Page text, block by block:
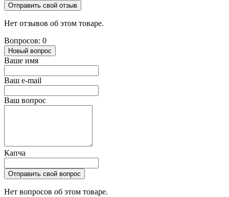
Отправить свой отзыв
Нет отзывов об этом товаре.
Вопросов: 0
Новый вопрос
Ваше имя
Ваш e-mail
Ваш вопрос
Капча
Отправить свой вопрос
Нет вопросов об этом товаре.